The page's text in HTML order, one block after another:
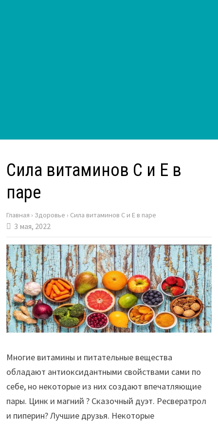
Сила витаминов С и Е в
паре
Главная › Здоровье › Сила витаминов С и Е в паре
3 мая, 2022
Многие витамины и питательные вещества
обладают антиоксидантными свойствами сами по
себе, но некоторые из них создают впечатляющие
пары. Цинк и магний ? Сказочный дуэт. Ресвератрол
и пиперин? Лучшие друзья. Некоторые